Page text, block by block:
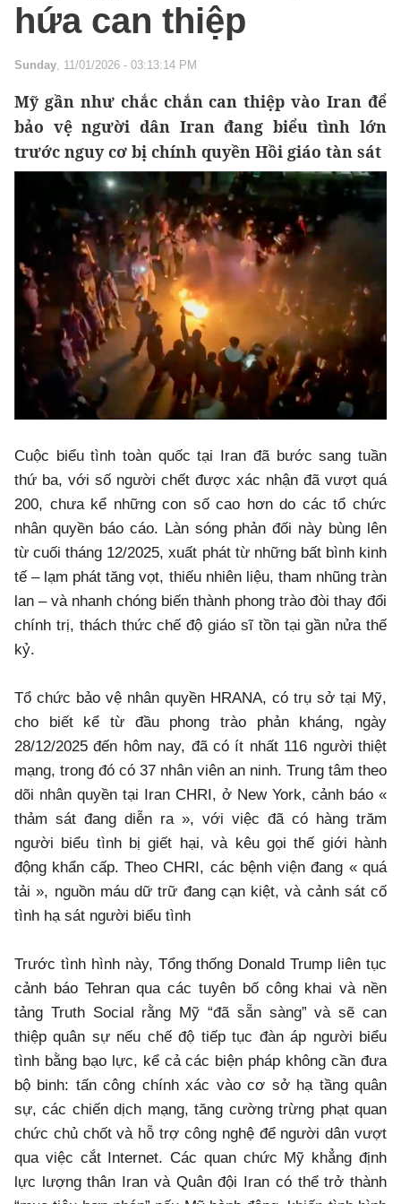
hứa can thiệp
Sunday, 11/01/2026 - 03:13:14 PM
Mỹ gần như chắc chắn can thiệp vào Iran để
bảo vệ người dân Iran đang biểu tình lớn
trước nguy cơ bị chính quyền Hồi giáo tàn sát
Cuộc biểu tình toàn quốc tại Iran đã bước sang tuần
thứ ba, với số người chết được xác nhận đã vượt quá
200, chưa kể những con số cao hơn do các tổ chức
nhân quyền báo cáo. Làn sóng phản đối này bùng lên
từ cuối tháng 12/2025, xuất phát từ những bất bình kinh
tế – lạm phát tăng vọt, thiếu nhiên liệu, tham nhũng tràn
lan – và nhanh chóng biến thành phong trào đòi thay đổi
chính trị, thách thức chế độ giáo sĩ tồn tại gần nửa thế
kỷ.
Tổ chức bảo vệ nhân quyền HRANA, có trụ sở tại Mỹ,
cho biết kể từ đầu phong trào phản kháng, ngày
28/12/2025 đến hôm nay, đã có ít nhất 116 người thiệt
mạng, trong đó có 37 nhân viên an ninh. Trung tâm theo
dõi nhân quyền tại Iran CHRI, ở New York, cảnh báo «
thảm sát đang diễn ra », với việc đã có hàng trăm
người biểu tình bị giết hại, và kêu gọi thế giới hành
động khẩn cấp. Theo CHRI, các bệnh viện đang « quá
tải », nguồn máu dữ trữ đang cạn kiệt, và cảnh sát cố
tình hạ sát người biểu tình
Trước tình hình này, Tổng thống Donald Trump liên tục
cảnh báo Tehran qua các tuyên bố công khai và nền
tảng Truth Social rằng Mỹ “đã sẵn sàng” và sẽ can
thiệp quân sự nếu chế độ tiếp tục đàn áp người biểu
tình bằng bạo lực, kể cả các biện pháp không cần đưa
bộ binh: tấn công chính xác vào cơ sở hạ tầng quân
sự, các chiến dịch mạng, tăng cường trừng phạt quan
chức chủ chốt và hỗ trợ công nghệ để người dân vượt
qua việc cắt Internet. Các quan chức Mỹ khẳng định
lực lượng thân Iran và Quân đội Iran có thể trở thành